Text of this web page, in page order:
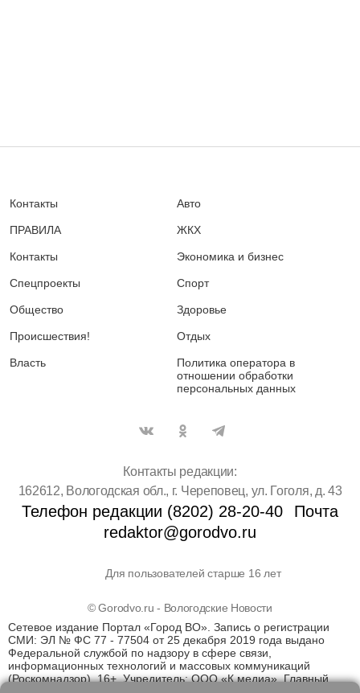
Контакты
ПРАВИЛА
Контакты
Спецпроекты
Общество
Происшествия!
Власть
Авто
ЖКХ
Экономика и бизнес
Спорт
Здоровье
Отдых
Политика оператора в
отношении обработки
персональных данных
Контакты редакции:
162612, Вологодская обл., г. Череповец, ул. Гоголя, д. 43
Телефон редакции (8202) 28-20-40
Почта
redaktor@gorodvo.ru
Для пользователей старше 16 лет
© Gorodvo.ru - Вологодские Новости
Сетевое издание Портал «Город ВО». Запись о регистрации
СМИ: ЭЛ № ФС 77 - 77504 от 25 декабря 2019 года выдано
Федеральной службой по надзору в сфере связи,
информационных технологий и массовых коммуникаций
(Роскомнадзор). 16+. Учредитель: ООО «К медиа». Главный